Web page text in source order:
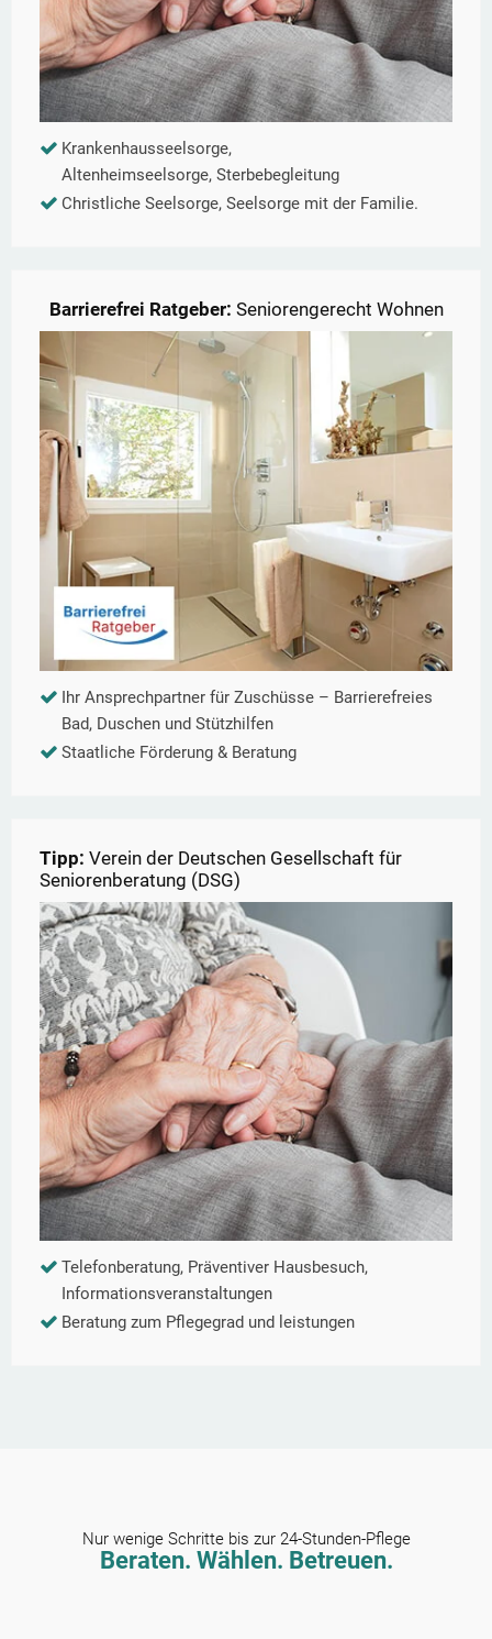
Krankenhausseelsorge,
Altenheimseelsorge, Sterbebegleitung
Christliche Seelsorge, Seelsorge mit der Familie.
Barrierefrei Ratgeber: Seniorengerecht Wohnen
Ihr Ansprechpartner für Zuschüsse – Barrierefreies
Bad, Duschen und Stützhilfen
Staatliche Förderung & Beratung
Tipp: Verein der Deutschen Gesellschaft für
Seniorenberatung (DSG)
Telefonberatung, Präventiver Hausbesuch,
Informationsveranstaltungen
Beratung zum Pflegegrad und leistungen
Nur wenige Schritte bis zur 24-Stunden-Pflege
Beraten. Wählen. Betreuen.